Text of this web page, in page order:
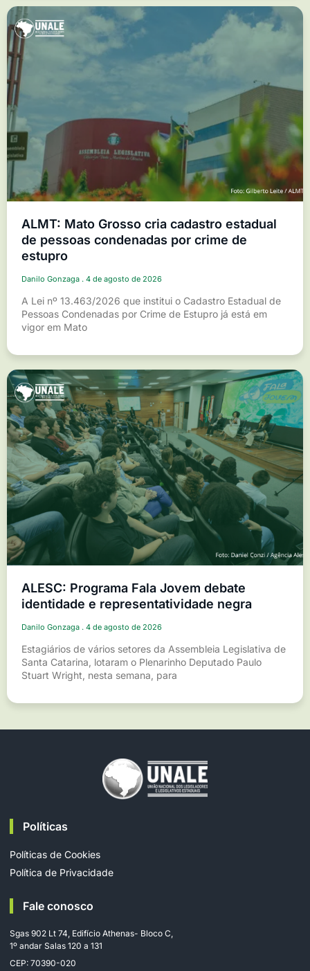
ALMT: Mato Grosso cria cadastro estadual
de pessoas condenadas por crime de
estupro
Danilo Gonzaga 4 de agosto de 2026
A Lei nº 13.463/2026 que institui o Cadastro Estadual de
Pessoas Condenadas por Crime de Estupro já está em
vigor em Mato
ALESC: Programa Fala Jovem debate
identidade e representatividade negra
Danilo Gonzaga 4 de agosto de 2026
Estagiários de vários setores da Assembleia Legislativa de
Santa Catarina, lotaram o Plenarinho Deputado Paulo
Stuart Wright, nesta semana, para
Políticas
Políticas de Cookies
Política de Privacidade
Fale conosco
Sgas 902 Lt 74, Edifício Athenas- Bloco C,
1º andar Salas 120 a 131
CEP: 70390-020